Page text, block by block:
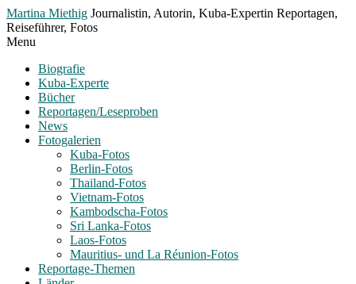
Toggle
Menu
Martina Miethig Journalistin, Autorin, Kuba-Expertin Reportagen,
Reiseführer, Fotos
Menu
Biografie
Kuba-Experte
Bücher
Reportagen/Leseproben
News
Fotogalerien
Kuba-Fotos
Berlin-Fotos
Thailand-Fotos
Vietnam-Fotos
Kambodscha-Fotos
Sri Lanka-Fotos
Laos-Fotos
Mauritius- und La Réunion-Fotos
Reportage-Themen